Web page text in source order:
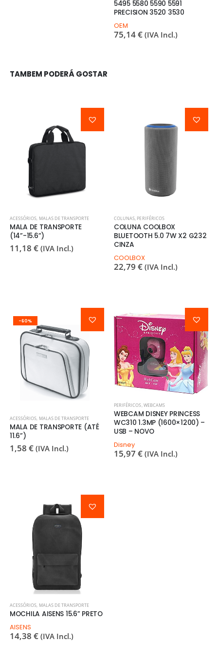
5495 5580 5590 5591
PRECISION 3520 3530
OEM
75,14€ (IVA Incl.)
TAMBEM PODERÁ GOSTAR
ACESSÓRIOS, MALAS DE TRANSPORTE
MALA DE TRANSPORTE
(14”-15.6”)
11,18 € (IVA Incl.)
COLUNAS, PERIFÉRICOS
COLUNA COOLBOX
BLUETOOTH 5.0 7W X2 G232
CINZA
COOLBOX
22,79 € (IVA Incl.)
-60%
ACESSÓRIOS, MALAS DE TRANSPORTE
MALA DE TRANSPORTE (ATÉ
11.6”)
1,58 € (IVA Incl.)
PERIFÉRICOS,WEBCAMS
WEBCAM DISNEY PRINCESS
WC310 1.3MP (1600×1200) –
USB – NOVO
Disney
15,97 € (IVA Incl.)
ACESSÓRIOS, MALAS DE TRANSPORTE
MOCHILA AISENS 15.6” PRETO
AISENS
14,38 € (IVA Incl.)